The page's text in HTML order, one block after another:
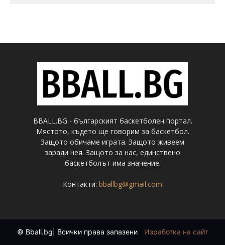
BBALL.BG - българският баскетболен портал.
Мястото, където ще говорим за баскетбол.
Защото обичаме играта. Защото живеем
заради нея. Защото за нас, единствено
баскетболът има значение.
Контакти: bballbg@gmail.com
© Bball.bg| Всички права запазени Изработка на сайт